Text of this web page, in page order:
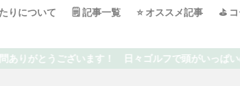
りについて 🗒 記事一覧 ⭐️ オススメ記事 ⛳️
っぱいの「ふたりゴルフ」です⛳️ 上達を目指し